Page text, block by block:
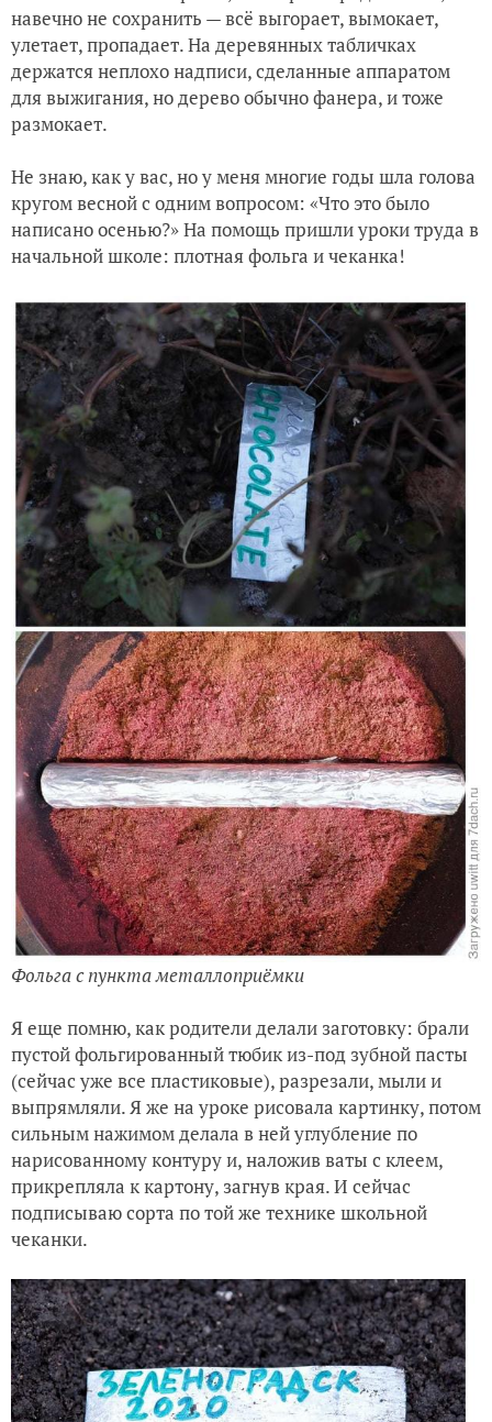
навечно не сохранить — всё выгорает, вымокает,
улетает, пропадает. На деревянных табличках
держатся неплохо надписи, сделанные аппаратом
для выжигания, но дерево обычно фанера, и тоже
размокает.
Не знаю, как у вас, но у меня многие годы шла голова
кругом весной с одним вопросом: «Что это было
написано осенью?» На помощь пришли уроки труда в
начальной школе: плотная фольга и чеканка!
Фольга с пункта металлоприёмки
Я еще помню, как родители делали заготовку: брали
пустой фольгированный тюбик из-под зубной пасты
(сейчас уже все пластиковые), разрезали, мыли и
выпрямляли. Я же на уроке рисовала картинку, потом
сильным нажимом делала в ней углубление по
нарисованному контуру и, наложив ваты с клеем,
прикрепляла к картону, загнув края. И сейчас
подписываю сорта по той же технике школьной
чеканки.